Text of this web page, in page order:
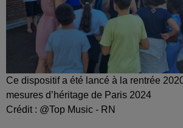
Ce dispositif a été lancé à la rentrée
mesures d’héritage de Paris 2024
Crédit : @Top Music - RN